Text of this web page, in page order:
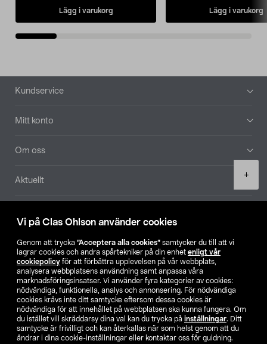
Vi på Clas Ohlson använder cookies
Genom att trycka ”Acceptera alla cookies” samtycker du till att vi
lagrar cookies och andra spårtekniker på din enhet enligt vår
cookiepolicy för att förbättra upplevelsen på vår webbplats,
analysera webbplatsens användning samt anpassa våra
marknadsföringsinsatser. Vi använder fyra kategorier av cookies:
nödvändiga, funktionella, analys och annonsering. För nödvändiga
cookies krävs inte ditt samtycke eftersom dessa cookies är
nödvändiga för att innehållet på webbplatsen ska kunna fungera. Om
du istället vill skräddarsy dina val kan du trycka på inställningar. Ditt
samtycke är frivilligt och kan återkallas när som helst genom att du
ändrar i dina cookie-inställningar eller kontaktar oss för guidning.
+
Lägg i varukorg Lägg i varukorg
Sidfot
Kundservice
Mitt konto
Om oss
Aktuellt
Hitta butik
SE NO FI